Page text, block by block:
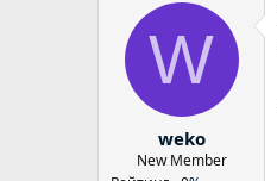
W
weko
New Member